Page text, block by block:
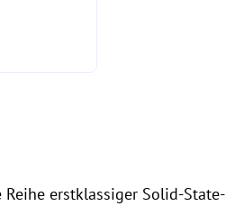
erstklassiger Solid-State-